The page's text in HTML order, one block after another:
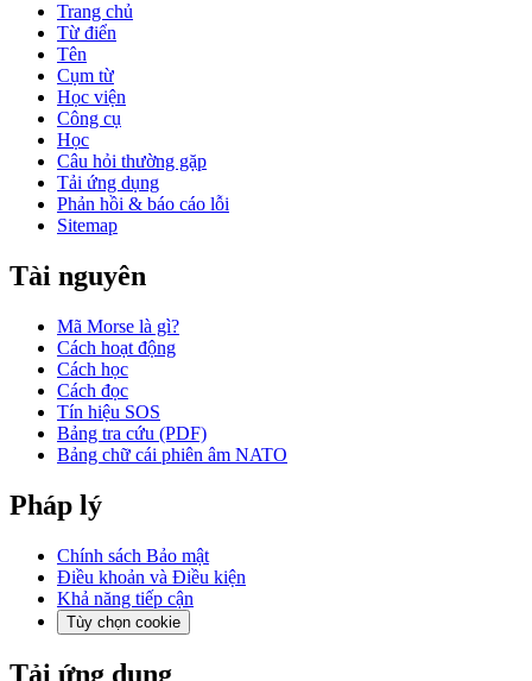
Trang chủ
Từ điển
Tên
Cụm từ
Học viện
Công cụ
Học
Câu hỏi thường gặp
Tải ứng dụng
Phản hồi & báo cáo lỗi
Sitemap
Tài nguyên
Mã Morse là gì?
Cách hoạt động
Cách học
Cách đọc
Tín hiệu SOS
Bảng tra cứu (PDF)
Bảng chữ cái phiên âm NATO
Pháp lý
Chính sách Bảo mật
Điều khoản và Điều kiện
Khả năng tiếp cận
Tùy chọn cookie
Tải ứng dụng